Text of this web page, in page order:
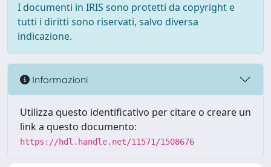
I documenti in IRIS sono protetti da copyright e
tutti i diritti sono riservati, salvo diversa
indicazione.
Informazioni
Utilizza questo identificativo per citare o creare un
link a questo documento:
https://hdl.handle.net/11571/1508676